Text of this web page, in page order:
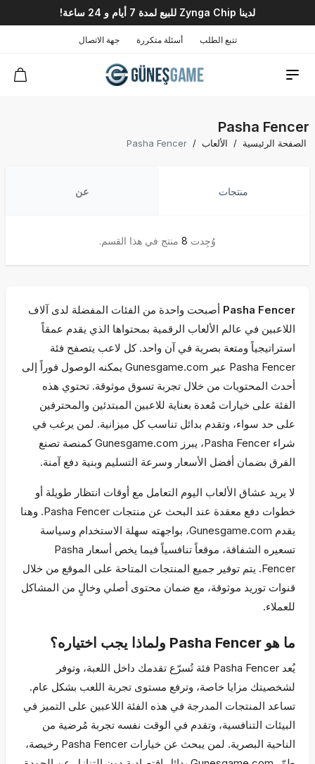
لدينا Zynga Chip للبيع لمدة 7 أيام و 24 ساعة!
تتبع الطلب أسئلة متكررة جهة الاتصال
Pasha Fencer
الصفحة الرئيسية / الألعاب /
Pasha Fencer
منتجات عن
وُجِدت 8 منتج في هذا القسم.
Pasha Fencer أصبحت واحدة من الفئات المفضلة لدى آلاف
اللاعبين في عالم الألعاب الرقمية بمحتواها الذي يقدم عمقاً
استراتيجياً ومتعة بصرية في آن واحد. كل لاعب يتصفح فئة
Pasha Fencer عبر Gunesgame.com يمكنه الوصول فوراً إلى
أحدث المحتويات من خلال تجربة تسوق موثوقة. تحتوي هذه
الفئة على خيارات مُعدة بعناية للاعبين المبتدئين والمحترفين
على حد سواء، وتقدم بدائل تناسب كل ميزانية. لمن يرغب في
شراء Pasha Fencer، يبرز Gunesgame.com كمنصة تصنع
الفرق بضمان أفضل الأسعار وسرعة التسليم وبنية دفع آمنة.
لا يريد عشاق الألعاب اليوم التعامل مع أوقات انتظار طويلة أو
خطوات دفع معقدة عند البحث عن منتجات Pasha Fencer. وهنا
يقدم Gunesgame.com، بواجهته سهلة الاستخدام وسياسة
تسعيره الشفافة، موقعاً تنافسياً فيما يخص أسعار Pasha
Fencer. يتم توفير جميع المنتجات المتاحة على الموقع من خلال
قنوات توريد موثوقة، مع ضمان محتوى أصلي وخالٍ من المشاكل
للعملاء.
ما هو Pasha Fencer ولماذا يجب اختياره؟
يُعد Pasha Fencer فئة تُسرّع تقدمك داخل اللعبة، وتوفر
لشخصيتك مزايا خاصة، وترفع مستوى تجربة اللعب بشكل عام.
تساعد المنتجات المدرجة في هذه الفئة اللاعبين على التميز في
البيئات التنافسية، وتقدم في الوقت نفسه تجربة مُرضية من
الناحية البصرية. لمن يبحث عن خيارات Pasha Fencer رخيصة،